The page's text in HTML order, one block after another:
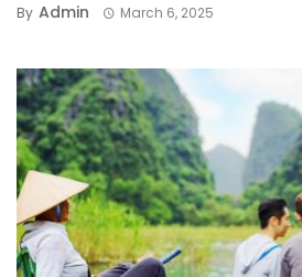
By Admin March 6, 2025